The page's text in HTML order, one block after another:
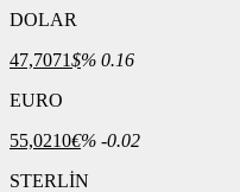
DOLAR
47,7071$% 0.16
EURO
55,0210€% -0.02
STERLİN